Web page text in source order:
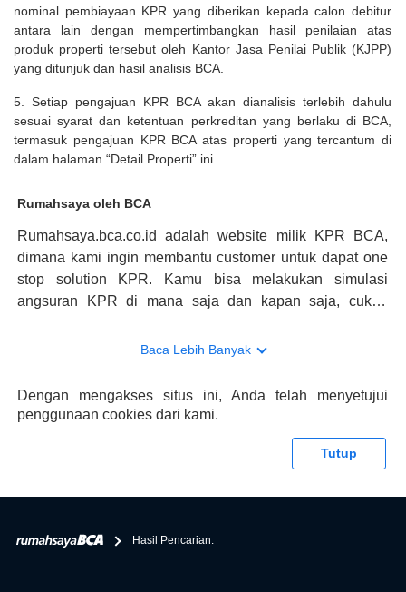
nominal pembiayaan KPR yang diberikan kepada calon debitur
antara lain dengan mempertimbangkan hasil penilaian atas
produk properti tersebut oleh Kantor Jasa Penilai Publik (KJPP)
yang ditunjuk dan hasil analisis BCA.
5. Setiap pengajuan KPR BCA akan dianalisis terlebih dahulu
sesuai syarat dan ketentuan perkreditan yang berlaku di BCA,
termasuk pengajuan KPR BCA atas properti yang tercantum di
dalam halaman “Detail Properti” ini
Rumahsaya oleh BCA
Rumahsaya.bca.co.id adalah website milik KPR BCA,
dimana kami ingin membantu customer untuk dapat one
stop solution KPR. Kamu bisa melakukan simulasi
angsuran KPR di mana saja dan kapan saja, cukup
konsultasi mengenai KPR, maka ada layanan live chat
memberikan keuntungan yang berlipat, persyaratan
pengajuan KPR BCA juga sangat mudah, kamu bisa cek
tentang properti disini BCA hanya sebagai pihak
bertanggung jawab terhadap informasi yang rekanan
Baca Lebih Banyak
Dengan mengakses situs ini, Anda telah menyetujui
penggunaan cookies dari kami.
Tutup
Hasil Pencarian.